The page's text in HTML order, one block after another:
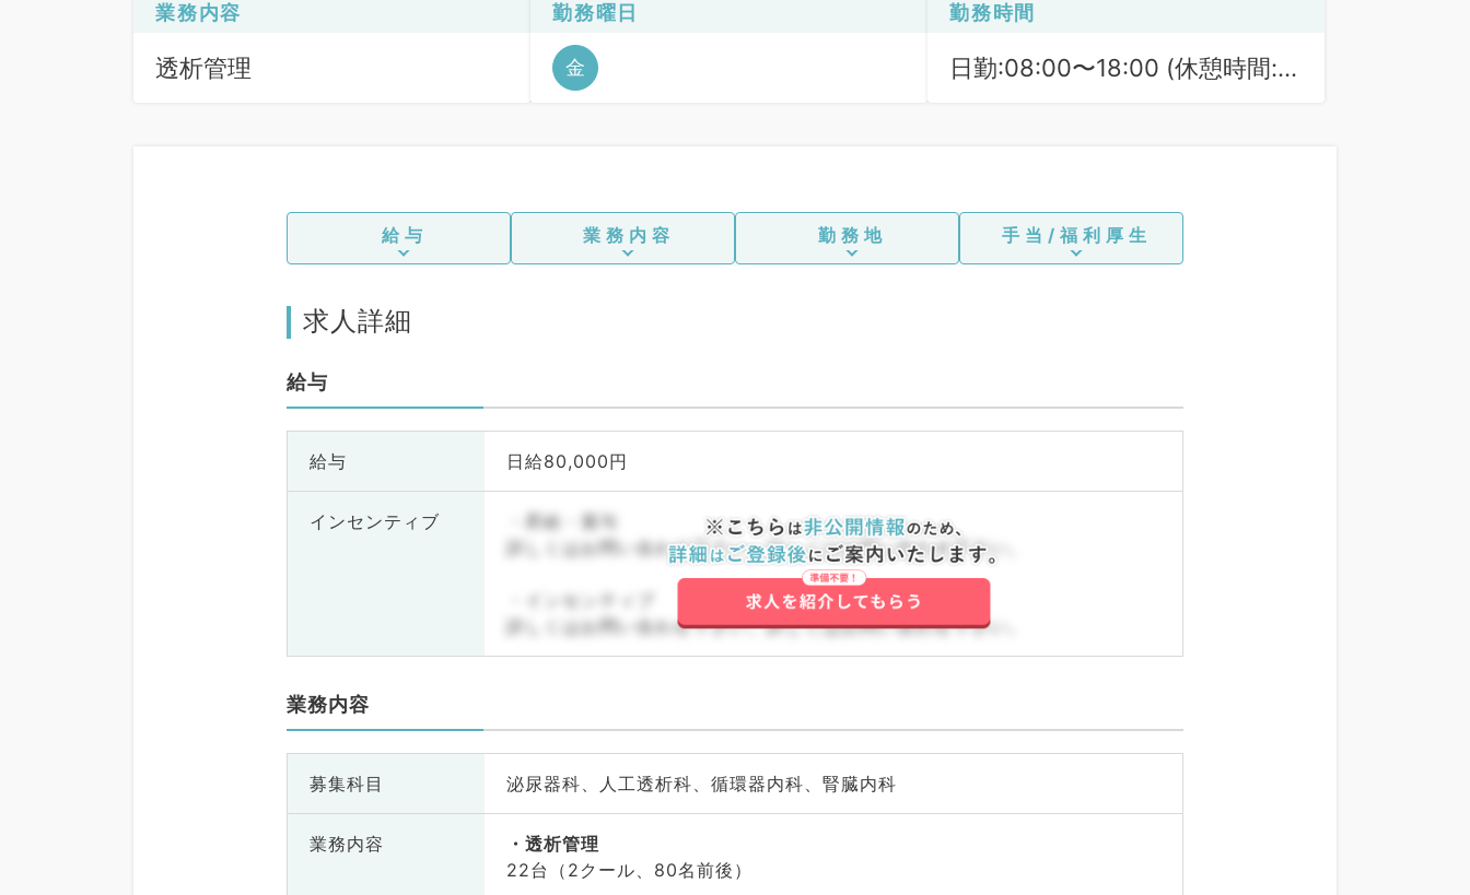
業務内容
透析管理
勤務曜日
金
勤務時間
日勤:08:00〜18:00 (休憩時間:
給与 業務内容 勤務地 手当/福利厚生
求人詳細
給与
給与 日給80,000円
インセンティブ
・昇給・賞与
詳しくはお問い合わせ下さい。詳しくはお問い合わせ下さい。
・インセンティブ
詳しくはお問い合わせ下さい。詳しくはお問い合わせ下さい。
業務内容
募集科目 泌尿器科、人工透析科、循環器内科、腎臓内科
業務内容
透析管理
22台（2クール、80名前後）